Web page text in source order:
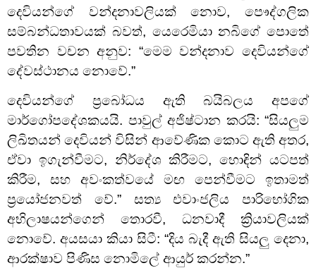
දෙවියන්ගේ වන්දනාවලියක් නොව, පෞද්ගලික
සම්බන්ධතාවයක් බවත්, යෙරෙමියා නබිගේ පොතේ
පවතින වචන අනුව: “මෙම වන්දනාව දෙවියන්ගේ
දේවස්ථානය නොවේ.”
දෙවියන්ගේ ප‍්‍රබෝධය ඇති බයිබලය අපගේ
මාර්ගෝපදේශකයයි. පාවුල් අජිෂ්ටාන කරයි: “සියලුම
ලිඛිතයන් දෙවියන් විසින් ආවේණික කොට ඇති අතර,
ඒවා ඉගැන්වීමට, නිර්දේශ කිරීමට, හොඳින් යටපත්
කිරීම, සහ අවංකත්වයේ මඟ පෙන්වීමට ඉතාමත්
ප්‍රයෝජනවත් වේ.” සත්‍ය එවාංජලිය පාරිභෝගික
අභිලාෂයන්ගෙන් තොරවී, ධනවාදී ක්‍රියාවලියක්
නොවේ. අයසයා කියා සිටී: “දිය බැදී ඇති සියලු දෙනා,
ආරක්ෂාව පිණිස නොමිලේ ආයුර් කරන්න.”